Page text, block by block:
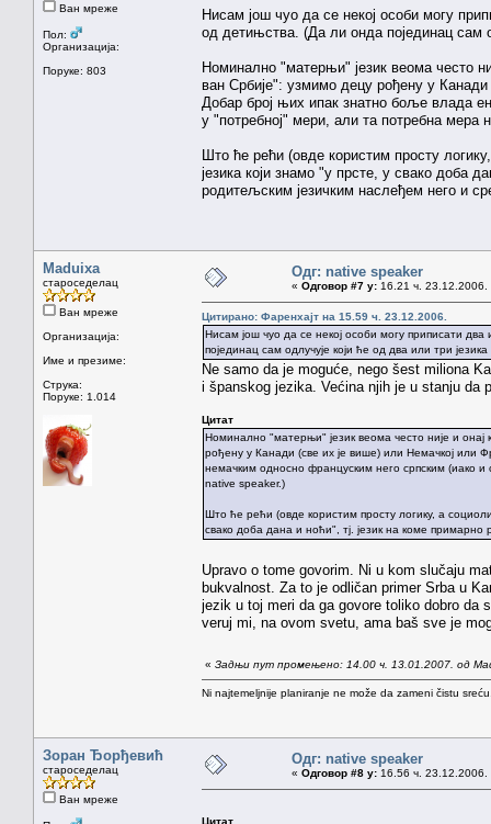
Ван мреже
Пол:
Организација:
Поруке: 803
Нисам још чуо да се некој особи могу
од детињства. (Да ли онда појединац сам
Номинално "матерњи" језик веома често
ван Србије": узмимо децу рођену у
Добар број њих ипак знатно боље влада
у "потребној" мери, али та потребна мера
Што ће рећи (овде користим просту
језика који знамо "у прсте, у свако
родитељским језичким наслеђем него и
Maduixa
староседелац
Ван мреже
Организација:
Име и презиме:
Струка:
Поруке: 1.014
Одг: native speaker
« Одговор #7 у: 16.21 ч. 23.12.2006.
Цитирано: Фаренхајт на 15.59 ч. 23.12.2006.
Нисам још чуо да се некој особи могу приписати
појединац сам одлучује који ће од два или три
Ne samo da je moguće, nego šest miliona
i španskog jezika. Većina njih je u stanju da
Цитат
Номинално "матерњи" језик веома често није и
рођену у Канади (све их је више) или Немачкој или
немачким односно француским него српским (иако
native speaker.)
Што ће рећи (овде користим просту логику, а
свако доба дана и ноћи", тј. језик на коме
Upravo o tome govorim. Ni u kom slučaju
bukvalnost. Za to je odličan primer Srba u
jezik u toj meri da ga govore toliko dobro da
veruj mi, na ovom svetu, ama baš sve je
« Задњи пут промењено: 14.00 ч. 13.01.2007. од
Ni najtemeljnije planiranje ne može da zameni čistu
Зоран Ђорђевић
староседелац
Ван мреже
Одг: native speaker
« Одговор #8 у: 16.56 ч. 23.12.2006.
Цитат